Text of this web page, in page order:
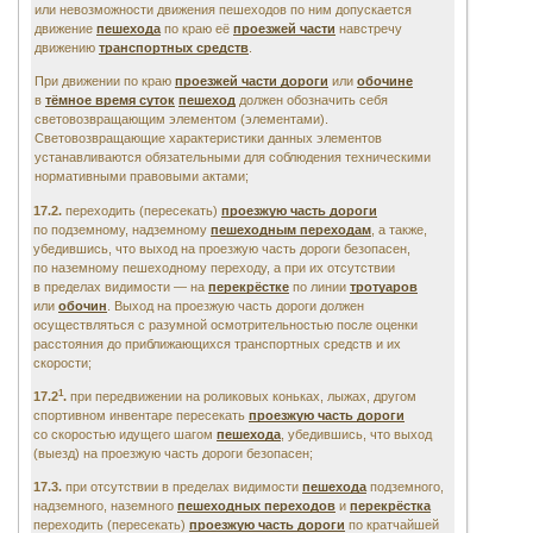
или невозможности движения пешеходов по ним допускается
движение пешехода по краю её проезжей части навстречу
движению транспортных средств
При движении по краю проезжей части дороги или обочине
в тёмное время суток пешеход должен обозначить себя
световозвращающим элементом (элементами).
Световозвращающие характеристики данных элементов
устанавливаются обязательными для соблюдения техническими
нормативными правовыми актами;
17.2. переходить (пересекать) проезжую часть дороги
по подземному, надземному пешеходным переходам а также,
убедившись, что выход на проезжую часть дороги безопасен,
по наземному пешеходному переходу, а при их отсутствии
в пределах видимости — на перекрёстке по линии тротуаров
или обочин
Выход на проезжую часть дороги должен
осуществляться с разумной осмотрительностью после оценки
расстояния до приближающихся транспортных средств и их
скорости;
17.21. при передвижении на роликовых коньках, лыжах, другом
спортивном инвентаре пересекать проезжую часть дороги
со скоростью идущего шагом пешехода , убедившись, что выход
(выезд) на проезжую часть дороги безопасен;
17.3. при отсутствии в пределах видимости пешехода подземного,
надземного, наземного пешеходных переходов и перекрёстка
переходить (пересекать) проезжую часть дороги по кратчайшей